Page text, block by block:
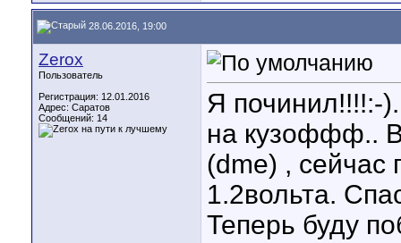
28.06.2016, 19:00
Zerox
Пользователь
Регистрация: 12.01.2016
Адрес: Саратов
Сообщений: 14
Я починил!!!!:-
на кузоффф..
(dme) , сейчас
1.2вольта.
Теперь буду